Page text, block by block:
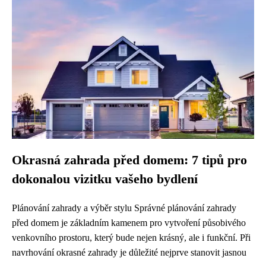
Okrasná zahrada před domem: 7 tipů pro
dokonalou vizitku vašeho bydlení
Plánování zahrady a výběr stylu Správné plánování zahrady
před domem je základním kamenem pro vytvoření působivého
venkovního prostoru, který bude nejen krásný, ale i funkční. Při
navrhování okrasné zahrady je důležité nejprve stanovit jasnou